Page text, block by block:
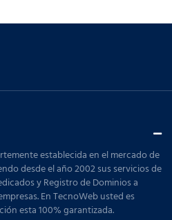
establecida en el mercado de
desde el año 2002 sus servicios de
y Registro de Dominios a
En TecnoWeb usted es
esta 100% garantizada.